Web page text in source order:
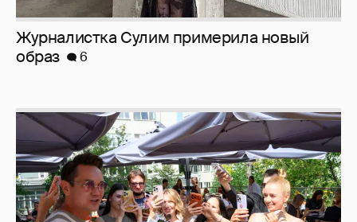
Анастасия Гребенкина, Женя Малахова,
Оксана Русланова и другие гости
фестиваля «Баланс вкуса и ритма»:
рассматриваем летние образы